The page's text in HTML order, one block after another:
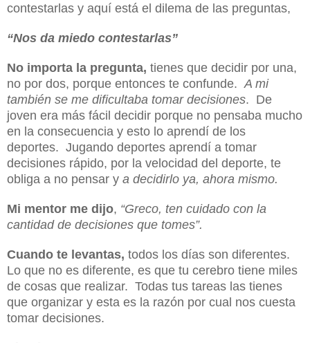
contestarlas y aquí está el dilema de las preguntas,
“Nos da miedo contestarlas”
No importa la pregunta, tienes que decidir por una,
no por dos, porque entonces te confunde. A mi
también se me dificultaba tomar decisiones. De
joven era más fácil decidir porque no pensaba mucho
en la consecuencia y esto lo aprendí de los
deportes. Jugando deportes aprendí a tomar
decisiones rápido, por la velocidad del deporte, te
obliga a no pensar y a decidirlo ya, ahora mismo.
Mi mentor me dijo, “Greco, ten cuidado con la
cantidad de decisiones que tomes”.
Cuando te levantas, todos los días son diferentes.
Lo que no es diferente, es que tu cerebro tiene miles
de cosas que realizar. Todas tus tareas las tienes
que organizar y esta es la razón por cual nos cuesta
tomar decisiones.